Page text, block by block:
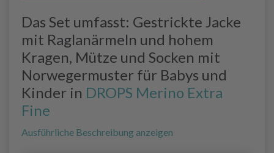
Das Set umfasst: Gestrickte Jacke
mit Raglanärmeln und hohem
Kragen, Mütze und Socken mit
Norwegermuster für Babys und
Kinder in DROPS Merino Extra
Fine
Ausführliche Beschreibung anzeigen